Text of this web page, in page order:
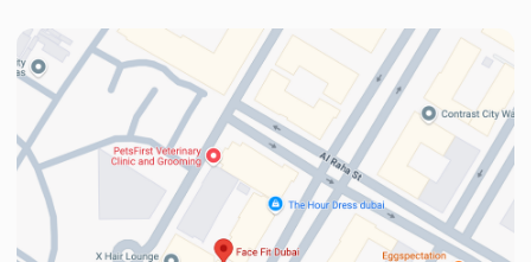
Телефон
+971
Я принимаюполитику
конфиденциальности
подробности